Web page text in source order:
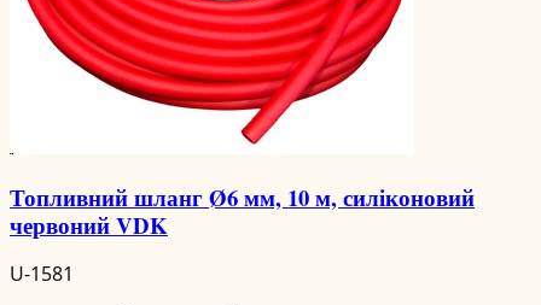
Топливний шланг Ø6 мм, 10 м, силіконовий
червоний VDK
U-1581